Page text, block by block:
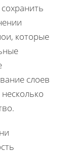
которые
слоев